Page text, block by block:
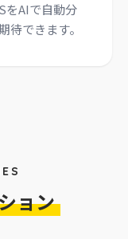
をAIで自動分
待できます。
ョン